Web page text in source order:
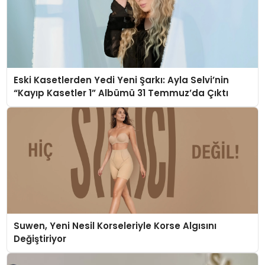
Eski Kasetlerden Yedi Yeni Şarkı: Ayla Selvi’nin
“Kayıp Kasetler 1” Albümü 31 Temmuz’da Çıktı
Suwen, Yeni Nesil Korseleriyle Korse Algısını
Değiştiriyor